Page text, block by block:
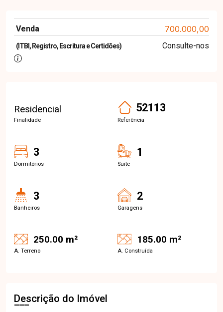
Venda 700.000,00
(ITBI, Registro, Escritura e Certidões) Consulte-nos
Residencial
Finalidade
52113
Referência
3
Dormitórios
1
Suite
3
Banheiros
2
Garagens
250.00 m²
A. Terreno
185.00 m²
A. Construída
Descrição do Imóvel